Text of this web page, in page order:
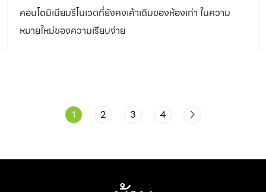
คอนโดมิเนียมรีโนเวตที่ยังคงเค้าเดิมของห้องเก่า ในความ
หมายใหม่ของความเรียบง่าย
1 2 3 4